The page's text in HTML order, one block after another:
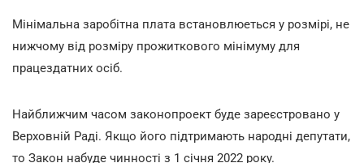
Мінімальна заробітна плата встановлюеться у розмірі, не
нижчому від розміру прожиткового мінімуму для
працездатних осіб.
Найближчим часом законопроект буде зареєстровано у
Верховній Раді. Якщо його підтримають народні депутати,
то Закон набуде чинності з 1 січня 2022 року.